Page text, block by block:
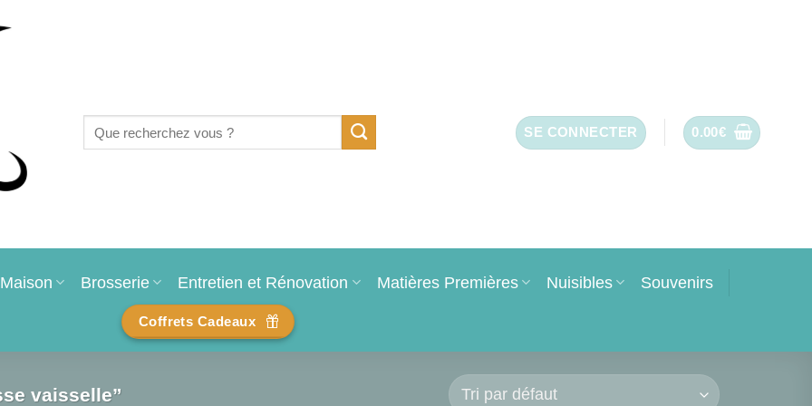
pour :
SE CONNECTER 0.00€
Maison Brosserie Entretien et Rénovation Matières Premières Nuisibles Souvenirs
Coffrets Cadeaux
vaisselle”